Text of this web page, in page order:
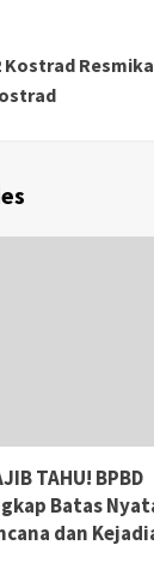
Kostrad
TAHU! BPBD
Batas
dan